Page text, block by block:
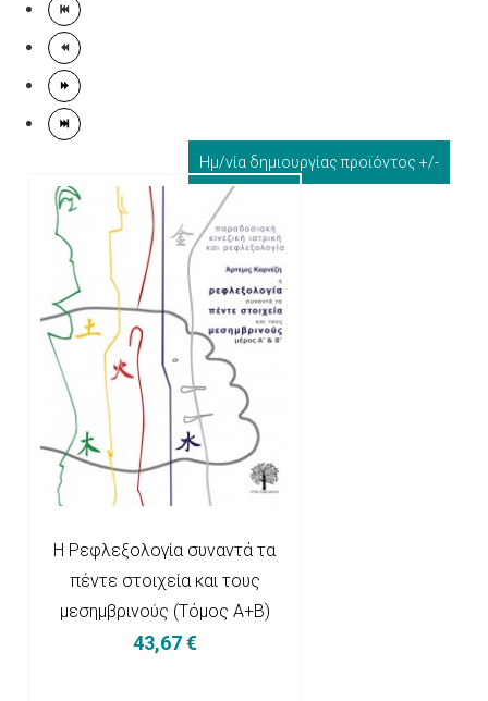
Ημ/νία δημιουργίας προϊόντος +/-
Η Ρεφλεξολογία συναντά τα
πέντε στοιχεία και τους
μεσημβρινούς (Τόμος Α+B)
43,67 €